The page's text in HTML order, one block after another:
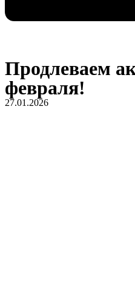
Продлеваем
февраля!
27.01.2026